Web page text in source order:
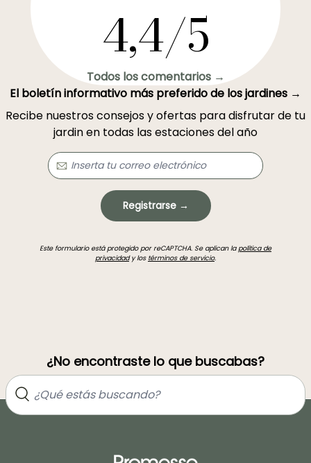
4,4/5
Todos los comentarios →
El boletín informativo más preferido de los jardines →
Recibe nuestros consejos y ofertas para disfrutar de tu
jardin en todas las estaciones del año
Registrarse →
Este formulario está protegido por reCAPTCHA. Se aplican la política de
privacidady los términos de servicio.
¿No encontraste lo que buscabas?